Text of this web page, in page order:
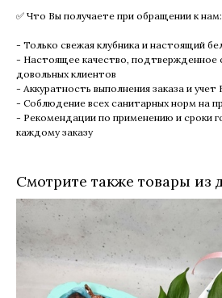
✅ Что Вы получаете при обращении к нам:
- Только свежая клубника и настоящий
- Настоящее качество,
довольных клиентов
- Аккуратность выполнения заказа и
- Соблюдение всех санитарных норм на
- Рекомендации по применению и сроки
каждому заказу
Смотрите также товары из